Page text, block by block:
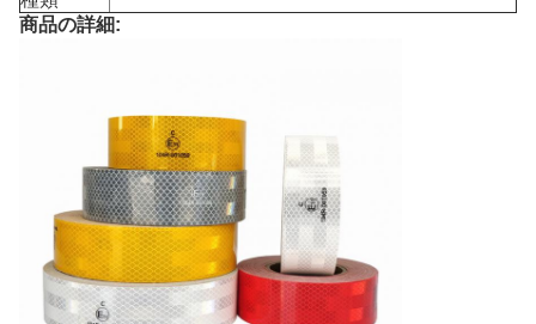
商品の詳細: